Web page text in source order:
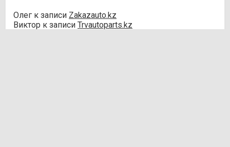
Олег к записи Zakazauto.kz
Виктор к записи Trvautoparts.kz